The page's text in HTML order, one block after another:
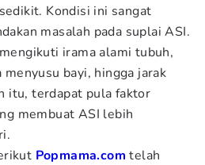
Kondisi ini sangat
masalah pada suplai ASI.
irama alami tubuh,
bayi, hingga jarak
itu, terdapat pula faktor
membuat ASI lebih
Popmama.com telah